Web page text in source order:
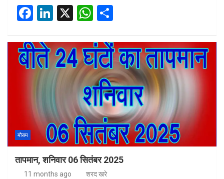
F
ce
b
o
o
k
Li
ke
dI
n
X
W
at
s
A
p
p
ar
e
मौसम
तापमान, शनिवार 06 सितंबर 2025
11 months ago शरद खरे